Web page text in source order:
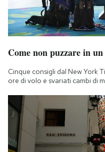
Come non puzzare in
Cinque consigli dal New York
ore di volo e svariati cambi di